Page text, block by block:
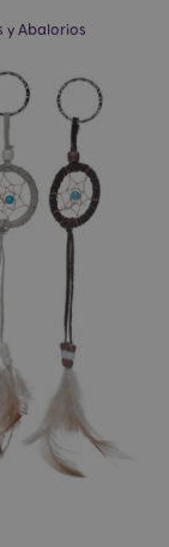
y Abalorios